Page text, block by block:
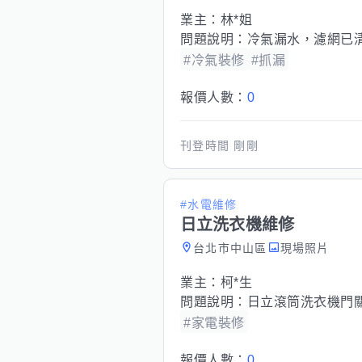
業主： 林*姐
問題說明： 冷氣漏水，濾網已
#冷氣裝修 #抓漏
報價人數： 0
刊登時間 剛剛
#水電維修
日立洗衣機維修
台北市中山區 現場照片
業主： 柯*生
問題說明：
日立滾筒洗衣機門
#家電裝修